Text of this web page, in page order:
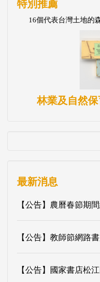
特別推薦
16個代表台灣土地的
林業及自然
最新消息
【公告】農曆春節期
【公告】教師節網路
【公告】國家書店松